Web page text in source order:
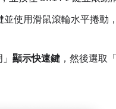
並使用滑鼠滾輪水平捲動
顯示快速鍵 ，然後選取